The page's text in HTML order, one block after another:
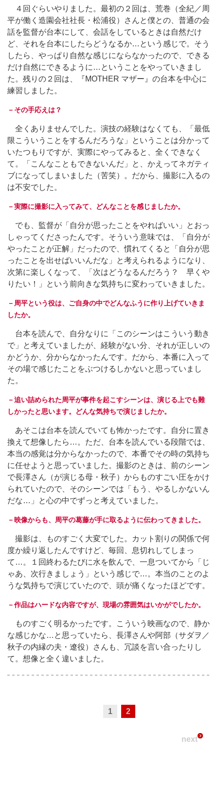
４回ぐらいやりました。最初の２回は、荒巻（全紀／周
平が働く造園会社社長・松浦役）さんと僕との、普通の会
話を監督が台本にして、会話をしているときは自然だけ
ど、それを台本にしたらどうなるか…という感じで。そう
したら、やっぱり自然な感じにならなかったので、できる
だけ自然にできるように…ということをやっていきまし
た。残りの２回は、『MOTHER マザー』の台本を中心に
練習しました。
－その手応えは？
全くありませんでした。演技の経験はなくても、「最低
限こういうことをするんだろうな」ということは分かって
いたつもりですが、実際にやってみると、全くできなく
て。「こんなこともできないんだ」と、かえってネガティ
ブになってしまいました（苦笑）。だから、撮影に入るの
は不安でした。
－実際に撮影に入ってみて、どんなことを感じましたか。
でも、監督が「自分が思ったことをやればいい」とおっ
しゃってくださったんです。そういう意味では、「自分が
やったことが正解」だったので、慣れてくると「自分が思
ったことを出せばいいんだな」と考えられるようになり、
次第に楽しくなって、「次はどうなるんだろう？ 早くや
りたい！」という前向きな気持ちに変わっていきました。
－周平という役は、ご自身の中でどんなふうに作り上げていきま
したか。
台本を読んで、自分なりに「このシーンはこういう動き
で」と考えていましたが、経験がない分、それが正しいの
かどうか、分からなかったんです。だから、本番に入って
その場で感じたことをぶつけるしかないと思っていまし
た。
－追い詰められた周平が事件を起こすシーンは、演じる上でも難
しかったと思います。どんな気持ちで演じましたか。
あそこは台本を読んでいても怖かったです。自分に置き
換えて想像したら…。ただ、台本を読んでいる段階では、
本当の感覚は分からなかったので、本番でその時の気持ち
に任せようと思っていました。撮影のときは、前のシーン
で長澤さん（が演じる母・秋子）からものすごい圧をかけ
られていたので、そのシーンでは「もう、やるしかないん
だな…」と心の中でずっと考えていました。
－映像からも、周平の葛藤が手に取るように伝わってきました。
撮影は、ものすごく大変でした。カット割りの関係で何
度か繰り返したんですけど、毎回、息切れしてしまっ
て…。１回終わるたびに水を飲んで、一息ついてから「じ
ゃあ、次行きましょう」という感じで…。本当のことのよ
うな気持ちで演じていたので、頭が痛くなったほどです。
－作品はハードな内容ですが、現場の雰囲気はいかがでしたか。
ものすごく明るかったです。こういう映画なので、静か
な感じかな…と思っていたら、長澤さんや阿部（サダヲ／
秋子の内縁の夫・遼役）さんも、冗談を言い合ったりし
て。想像と全く違いました。
1 2
next